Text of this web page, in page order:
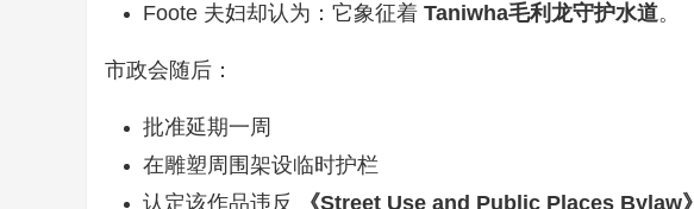
Foote 夫妇却认为：它象征着 Taniwha毛利龙守护水道。
市政会随后：
批准延期一周
在雕塑周围架设临时护栏
认定该作品违反
《Street Use and Public Places Bylaw》